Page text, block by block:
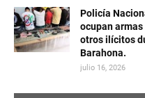
Policía
ocupan
otros ilícitos
Barahona.
julio 16, 2026